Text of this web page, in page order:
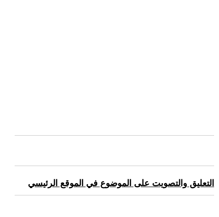
التعليق والتصويت على الموضوع في الموقع الرئيسي